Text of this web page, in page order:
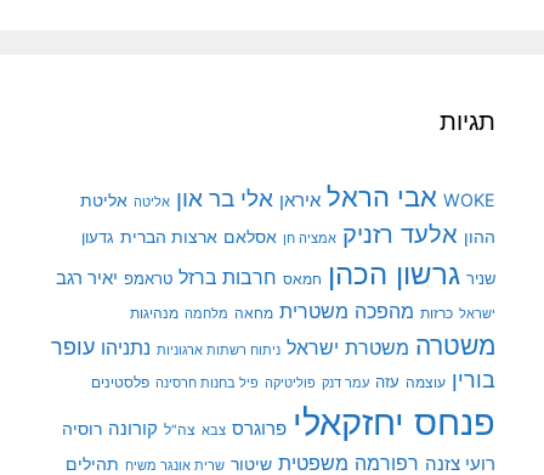
תגיות
WOKE אבי הראל איראן אלי בר און אליטה אליטת
ההון אלעד רזניק אמציה חן אסלאם ארצות הברית גדעון
שניר גרשון הכהן חמאס חרבות ברזל טראמפ יאיר רגב
ישראל כרזות מהפכה משטרית מחאה מלחמה מנהיגות
משטרה משטרת ישראל ניתוח רשתות ארגוניות נתניהו עופר
בורין עוצמה עזה עמר דנק פוליטיקה פיל בחנות חרסינה פלסטינים
פנחס יחזקאלי פרוגרס צבא צה"ל קורונה רוסיה
רועי צזנה רפורמה משפטית שיטור שרית אונגר משיח תהילים